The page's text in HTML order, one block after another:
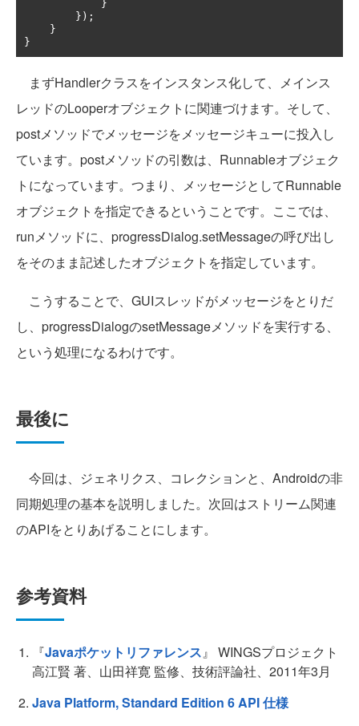
}
});
}
}
まずHandlerクラスをインスタンス化して、メインス
レッドのLooperオブジェクトに関連づけます。そして、
postメソッドでメッセージをメッセージキューに投入し
ています。postメソッドの引数は、Runnableオブジェク
トになっています。つまり、メッセージとしてRunnable
オブジェクトを指定できるということです。ここでは、
runメソッドに、progressDialog.setMessageの呼び出し
をそのまま記述したオブジェクトを指定しています。
こうすることで、GUIスレッドがメッセージをとりだ
し、progressDialogのsetMessageメソッドを実行する、
という処理になるわけです。
最後に
今回は、ジェネリクス、コレクションと、Androidの非
同期処理の基本を説明しました。次回はストリーム関連
のAPIをとりあげることにします。
参考資料
『Javaポケットリファレンス』 WINGSプロジェクト
高江賢 著、山田祥寛 監修、技術評論社、2011年3月
Java Platform, Standard Edition 6 API 仕様